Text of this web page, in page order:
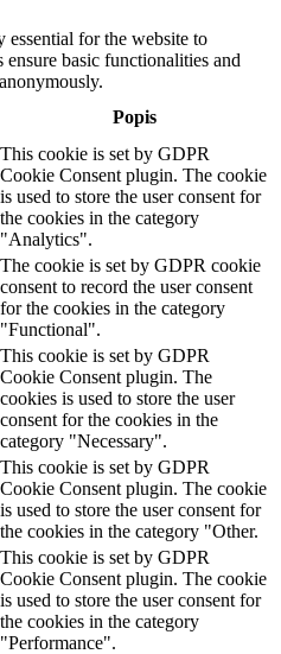
essential for the website to
basic functionalities and
Popis
This cookie is set by GDPR
Cookie Consent plugin. The cookie
is used to store the user consent for
the cookies in the category
"Analytics".
The cookie is set by GDPR cookie
consent to record the user consent
for the cookies in the category
"Functional".
This cookie is set by GDPR
Cookie Consent plugin. The
cookies is used to store the user
consent for the cookies in the
category "Necessary".
This cookie is set by GDPR
Cookie Consent plugin. The cookie
is used to store the user consent for
the cookies in the category "Other.
This cookie is set by GDPR
Cookie Consent plugin. The cookie
is used to store the user consent for
the cookies in the category
"Performance".